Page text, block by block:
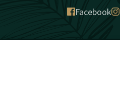
Facebook